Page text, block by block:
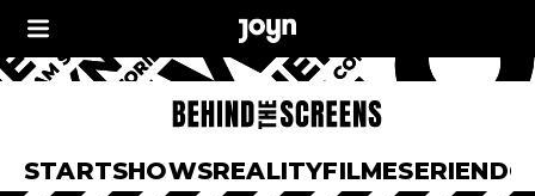
STARTSHOWSREALITYFILMESERIEN